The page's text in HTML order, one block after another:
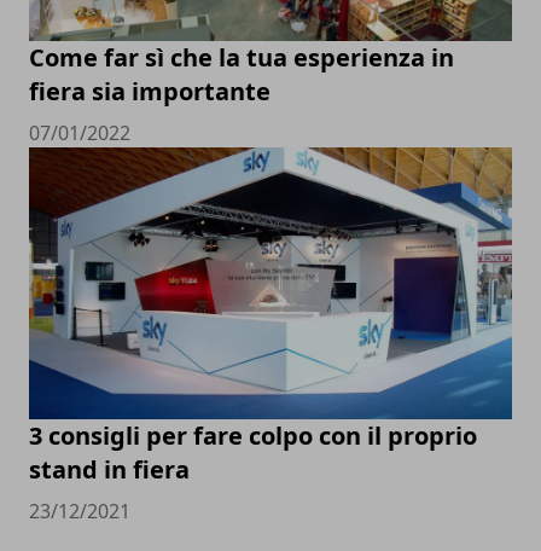
Come far sì che la tua esperienza in
fiera sia importante
07/01/2022
3 consigli per fare colpo con il proprio
stand in fiera
23/12/2021